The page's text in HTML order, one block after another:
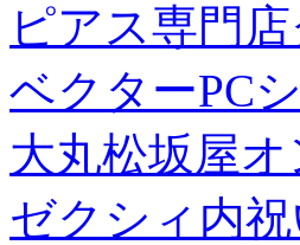
ピアス専門
ベクターPC
大丸松坂屋
ゼクシィ内